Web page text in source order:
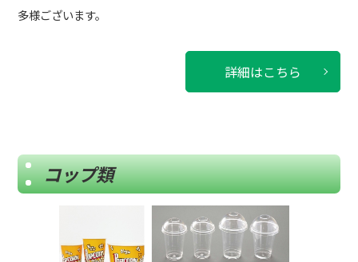
多様ございます。
詳細はこちら
コップ類